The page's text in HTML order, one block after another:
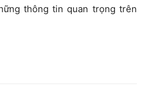
thông tin quan trọng trên